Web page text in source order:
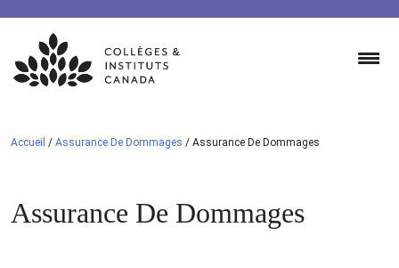
Skip
content
Accueil / Assurance De Dommages / Assurance De Dommages
Assurance De Dommages